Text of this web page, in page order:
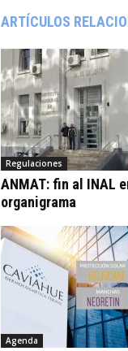
ARTÍCULOS
Regulaciones
ANMAT: fin al INAL
organigrama
Agenda